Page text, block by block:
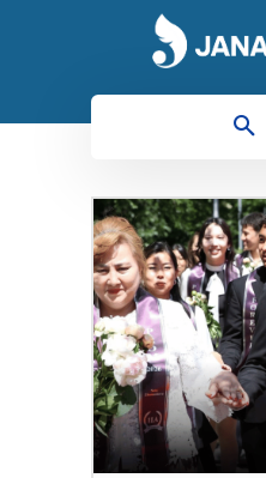
9 сынып